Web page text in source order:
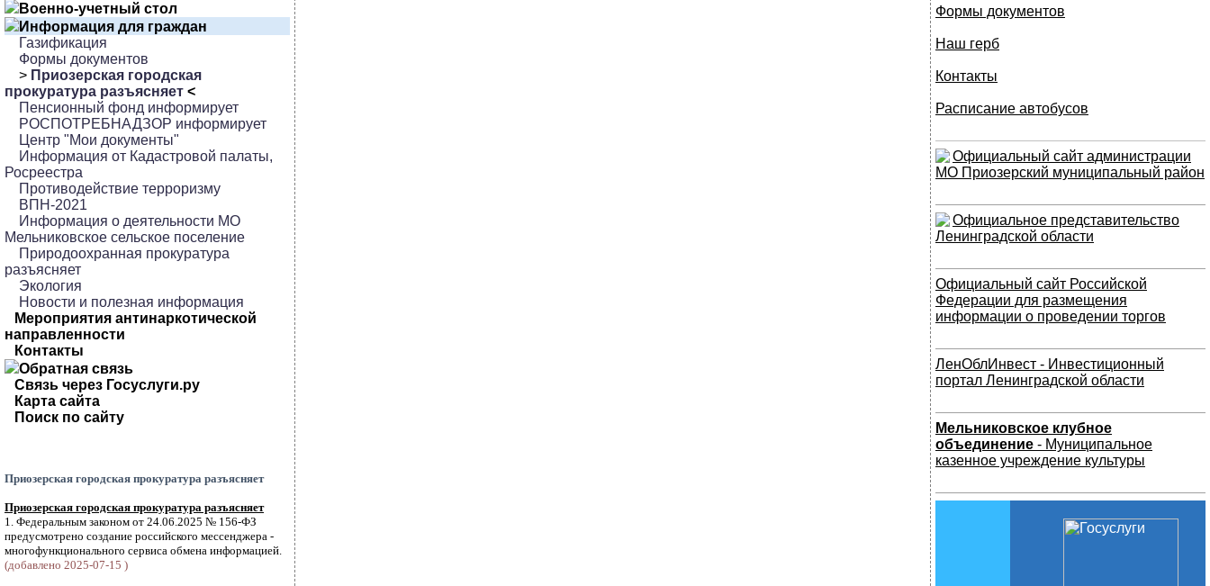
Военно-учетный стол
Информация для граждан
Газификация
Формы документов
> Приозерская городская
прокуратура разъясняет <
Пенсионный фонд информирует
РОСПОТРЕБНАДЗОР информирует
Центр "Мои документы"
Информация от Кадастровой палаты,
Росреестра
Противодействие терроризму
ВПН-2021
Информация о деятельности МО
Мельниковское сельское поселение
Природоохранная прокуратура
разъясняет
Экология
Новости и полезная информация
Мероприятия антинаркотической
направленности
Контакты
Обратная связь
Связь через Госуслуги.ру
Карта сайта
Поиск по сайту
Приозерская городская прокуратура разъясняет
Приозерская городская прокуратура разъясняет
1. Федеральным законом от 24.06.2025 № 156-ФЗ
предусмотрено создание российского мессенджера -
многофункционального сервиса обмена информацией.
(добавлено 2025-07-15 )
Формы документов
Наш герб
Контакты
Расписание автобусов
Официальный сайт администрации
МО Приозерский муниципальный район
Официальное представительство
Ленинградской области
Официальный сайт Российской
Федерации для размещения
информации о проведении торгов
ЛенОблИнвест - Инвестиционный
портал Ленинградской области
Мельниковское клубное
объединение - Муниципальное
казенное учреждение культуры